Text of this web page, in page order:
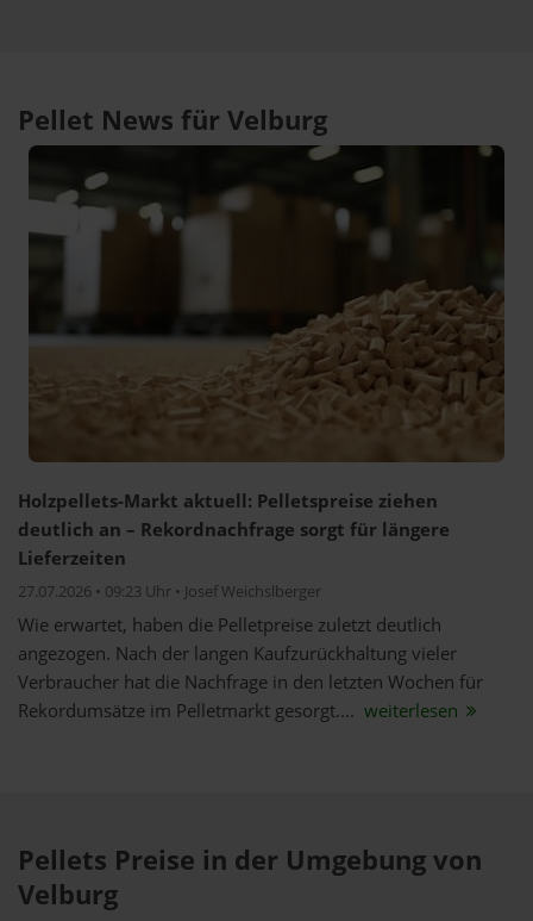
Pellet News für Velburg
Holzpellets-Markt aktuell: Pelletspreise ziehen
deutlich an – Rekordnachfrage sorgt für längere
Lieferzeiten
27.07.2026 • 09:23 Uhr • Josef Weichslberger
Wie erwartet, haben die Pelletpreise zuletzt deutlich
angezogen. Nach der langen Kaufzurückhaltung vieler
Verbraucher hat die Nachfrage in den letzten Wochen für
Rekordumsätze im Pelletmarkt gesorgt.... weiterlesen
Pellets Preise in der Umgebung von
Velburg